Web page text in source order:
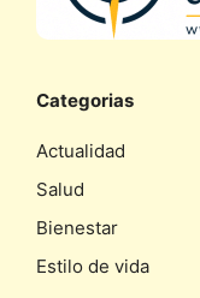
Categorias
Actualidad
Salud
Bienestar
Estilo de vida